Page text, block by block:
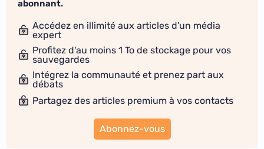
abonnant.
Accédez en illimité aux articles d'un média
expert
Profitez d'au moins 1 To de stockage pour vos
sauvegardes
Intégrez la communauté et prenez part aux
débats
Partagez des articles premium à vos contacts
Abonnez-vous